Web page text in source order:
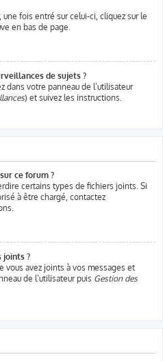
fois entré sur celui-ci, cliquez sur le
en bas de page.
de sujets ?
dans votre panneau de l’utilisateur
) et suivez les instructions.
ce forum ?
certains types de fichiers joints. Si
à être chargé, contactez
joints ?
vous avez joints à vos messages et
de l’utilisateur puis Gestion des